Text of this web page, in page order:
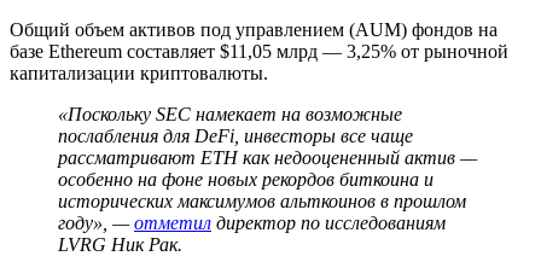
Общий объем активов под управлением (AUM) фондов на
базе Ethereum составляет $11,05 млрд — 3,25% от рыночной
капитализации криптовалюты.
«Поскольку SEC намекает на возможные
послабления для DeFi, инвесторы все чаще
рассматривают ETH как недооцененный актив —
особенно на фоне новых рекордов биткоина и
исторических максимумов альткоинов в прошлом
году», —отметил директор по исследованиям
LVRG Ник Рак.